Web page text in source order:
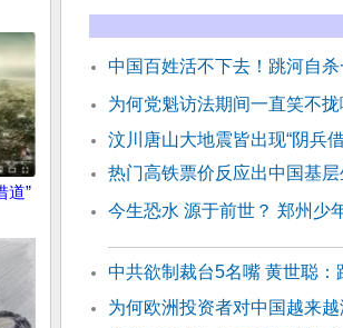
道”
中国百姓活不下去！跳河自杀
为何党魁访法期间一直笑不拢
汶川唐山大地震皆出现“阴兵
热门高铁票价反应出中国基层
今生恐水 源于前世？ 郑州少
中共欲制裁台5名嘴 黄世聪：
为何欧洲投资者对中国越来越